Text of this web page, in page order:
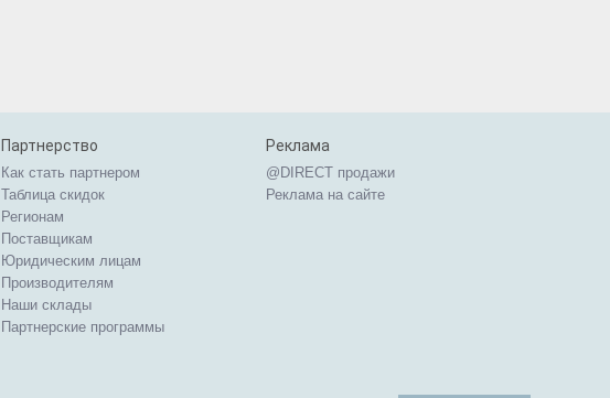
Партнерство
Как стать партнером
Таблица скидок
Регионам
Поставщикам
Юридическим лицам
Производителям
Наши склады
Партнерские программы
Реклама
@DIRECT продажи
Реклама на сайте